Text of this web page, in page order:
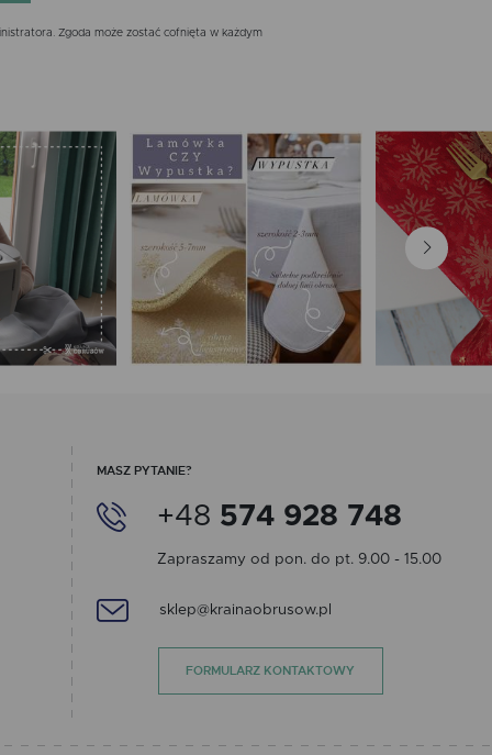
Zgoda może zostać cofnięta w każdym
MASZ PYTANIE?
+48 574 928 748
Zapraszamy od pon. do pt. 9.00 - 15.00
sklep@krainaobrusow.pl
FORMULARZ KONTAKTOWY